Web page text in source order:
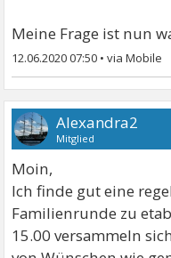
Meine Frage ist nun
12.06.2020 07:50 •
Alexandra2
Mitglied
Moin,
Ich finde gut eine
Familienrunde zu
15.00 versammeln